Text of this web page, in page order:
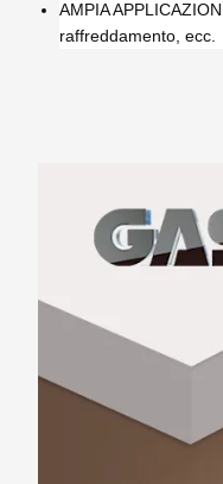
AMPIA
raffreddamento, ecc.